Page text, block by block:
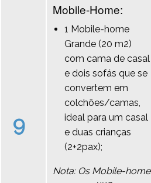
9
Mobile-Home:
1 Mobile-home
Grande (20 m2)
com cama de casal
e dois sofás que se
convertem em
colchões/camas,
ideal para um casal
e duas crianças
(2+2pax);
Nota: Os Mobile-home